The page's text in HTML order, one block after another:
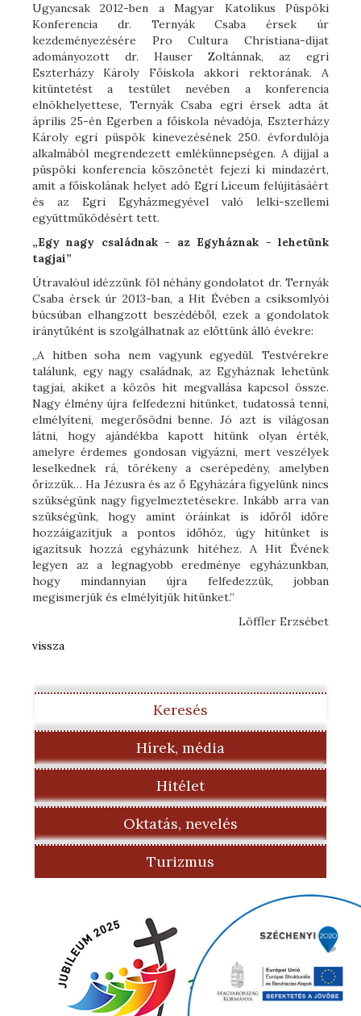
Ugyancsak 2012-ben a Magyar Katolikus Püspöki
Konferencia dr. Ternyák Csaba érsek úr
kezdeményezésére Pro Cultura Christiana-díjat
adományozott dr. Hauser Zoltánnak, az egri
Eszterházy Károly Főiskola akkori rektorának. A
kitüntetést a testület nevében a konferencia
elnökhelyettese, Ternyák Csaba egri érsek adta át
április 25-én Egerben a főiskola névadója, Eszterházy
Károly egri püspök kinevezésének 250. évfordulója
alkalmából megrendezett emlékünnepségen. A díjjal a
püspöki konferencia köszönetét fejezi ki mindazért,
amit a főiskolának helyet adó Egri Líceum felújításáért
és az Egri Egyházmegyével való lelki-szellemi
együttműködésért tett.
„Egy nagy családnak - az Egyháznak - lehetünk
tagjai”
Útravalóul idézzünk föl néhány gondolatot dr. Ternyák
Csaba érsek úr 2013-ban, a Hit Évében a csíksomlyói
búcsúban elhangzott beszédéből, ezek a gondolatok
iránytűként is szolgálhatnak az előttünk álló évekre:
„A hitben soha nem vagyunk egyedül. Testvérekre
találunk, egy nagy családnak, az Egyháznak lehetünk
tagjai, akiket a közös hit megvallása kapcsol össze.
Nagy élmény újra felfedezni hitünket, tudatossá tenni,
elmélyíteni, megerősödni benne. Jó azt is világosan
látni, hogy ajándékba kapott hitünk olyan érték,
amelyre érdemes gondosan vigyázni, mert veszélyek
leselkednek rá, törékeny a cserépedény, amelyben
őrizzük… Ha Jézusra és az ő Egyházára figyelünk nincs
szükségünk nagy figyelmeztetésekre. Inkább arra van
szükségünk, hogy amint óráinkat is időről időre
hozzáigazítjuk a pontos időhöz, úgy hitünket is
igazítsuk hozzá egyházunk hitéhez. A Hit Évének
legyen az a legnagyobb eredménye egyházunkban,
hogy mindannyian újra felfedezzük, jobban
megismerjük és elmélyítjük hitünket.”
Löffler Erzsébet
vissza
Keresés
Hírek, média
Hitélet
Oktatás, nevelés
Turizmus